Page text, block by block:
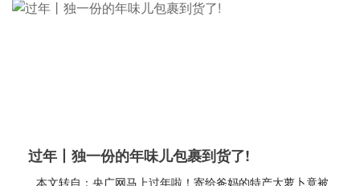
过年丨独一份的年味儿包裹到货了!
本文转自：央广网马上过年啦！寄给爸妈的特产大萝卜竟被